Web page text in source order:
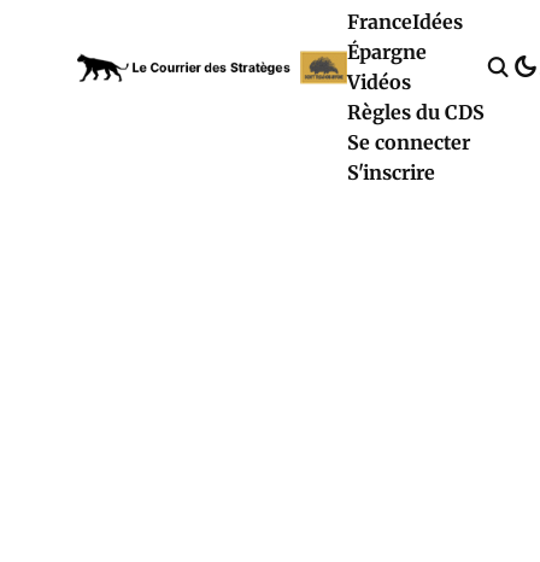
FranceIdées
Épargne
Vidéos
Règles du CDS
Se connecter
S'inscrire